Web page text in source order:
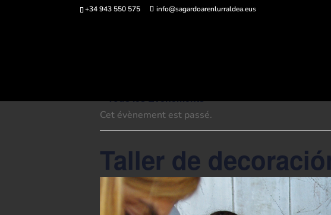
+34 943 550 575 info@sagardoarenlurraldea.eus
« Tous les Évènements
Cet évènement est passé.
Taller de